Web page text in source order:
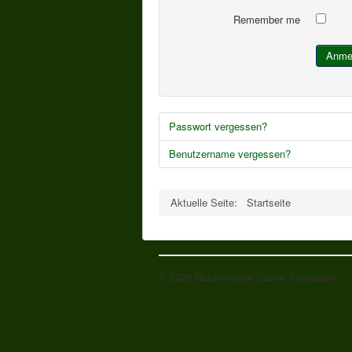
Remember me
Passwort vergessen?
Benutzername vergessen?
Aktuelle Seite: Startseite
© 2026 Naturfreunde Bezirk Schwaben